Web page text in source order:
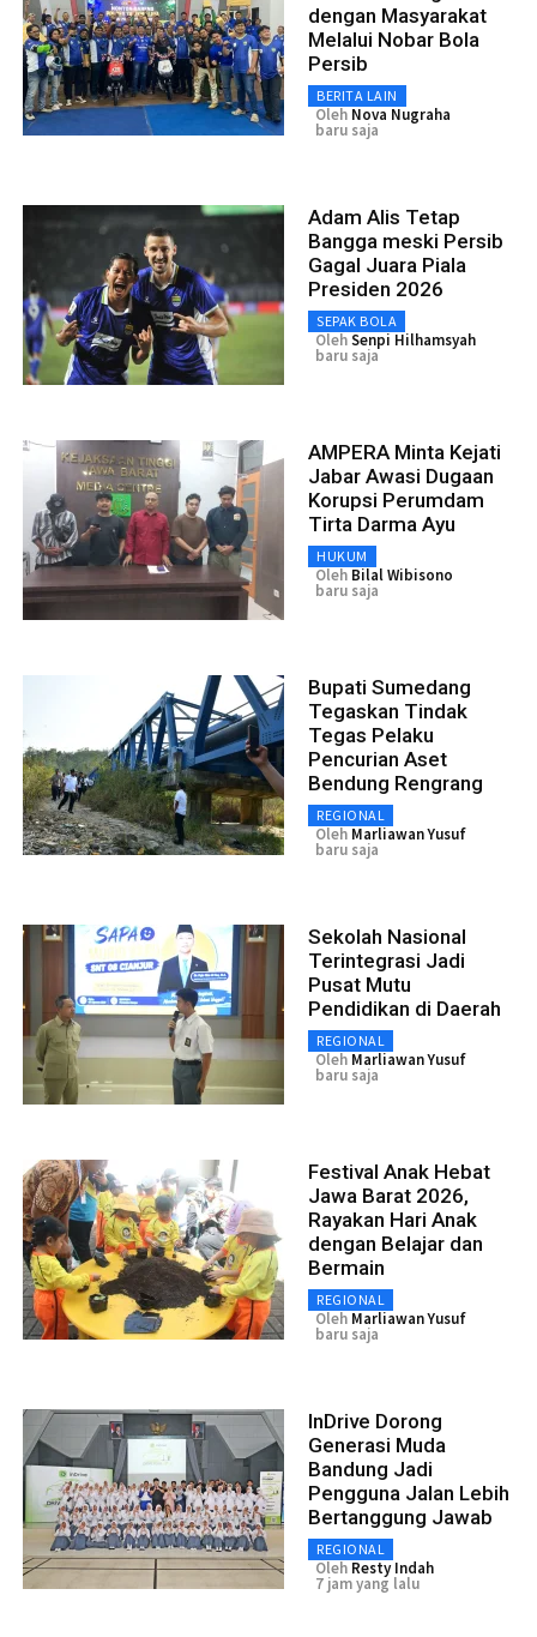
dengan Masyarakat
Melalui Nobar Bola
Persib
BERITA LAIN
Oleh Nova Nugraha
baru saja
Adam Alis Tetap
Bangga meski Persib
Gagal Juara Piala
Presiden 2026
SEPAK BOLA
OlehSenpi Hilhamsyah
baru saja
AMPERA Minta Kejati
Jabar Awasi Dugaan
Korupsi Perumdam
Tirta Darma Ayu
HUKUM
Oleh Bilal Wibisono
baru saja
Bupati Sumedang
Tegaskan Tindak
Tegas Pelaku
Pencurian Aset
Bendung Rengrang
REGIONAL
Oleh Marliawan Yusuf
baru saja
Sekolah Nasional
Terintegrasi Jadi
Pusat Mutu
Pendidikan di Daerah
REGIONAL
Oleh Marliawan Yusuf
baru saja
Festival Anak Hebat
Jawa Barat 2026,
Rayakan Hari Anak
dengan Belajar dan
Bermain
REGIONAL
Oleh Marliawan Yusuf
baru saja
InDrive Dorong
Generasi Muda
Bandung Jadi
Pengguna Jalan Lebih
Bertanggung Jawab
REGIONAL
Oleh Resty Indah
7 jam yang lalu